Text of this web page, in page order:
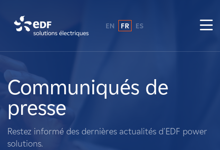
A propos de nous
Ce que nous faisons
Propriétaires fonciers
EN FR ES
Communiqués de
presse
Restez informé des dernières actualités d'EDF power
solutions.